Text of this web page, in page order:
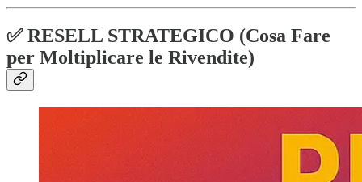
✅ RESELL STRATEGICO (Cosa Fare
per Moltiplicare le Rivendite)